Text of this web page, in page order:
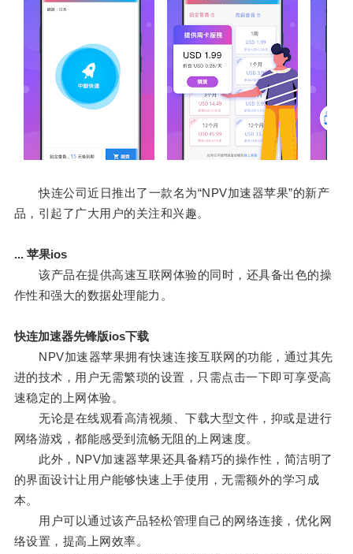
快连公司近日推出了一款名为“NPV加速器苹果”的新产
品，引起了广大用户的关注和兴趣。
... 苹果ios
该产品在提供高速互联网体验的同时，还具备出色的操
作性和强大的数据处理能力。
快连加速器先锋版ios下载
NPV加速器苹果拥有快速连接互联网的功能，通过其先
进的技术，用户无需繁琐的设置，只需点击一下即可享受高
速稳定的上网体验。
无论是在线观看高清视频、下载大型文件，抑或是进行
网络游戏，都能感受到流畅无阻的上网速度。
此外，NPV加速器苹果还具备精巧的操作性，简洁明了
的界面设计让用户能够快速上手使用，无需额外的学习成
本。
用户可以通过该产品轻松管理自己的网络连接，优化网
络设置，提高上网效率。